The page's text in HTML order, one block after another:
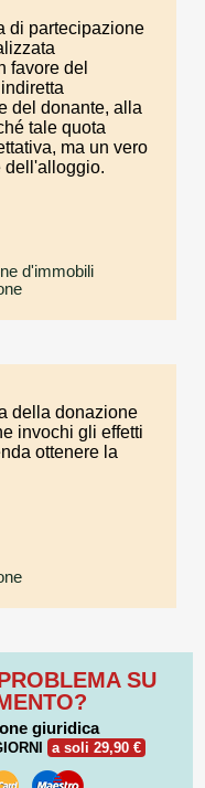
di partecipazione
favore del
del donante, alla
tale quota
ma un vero
dell'alloggio.
d'immobili
della donazione
invochi gli effetti
ottenere la
SU
giuridica
a soli 29,90 €